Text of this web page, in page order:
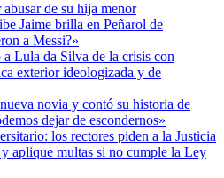
de su hija menor
Jaime brilla en Peñarol de
a Messi?»
Lula da Silva de la crisis con
exterior ideologizada y de
novia y contó su historia de
dejar de escondernos»
los rectores piden a la Justicia
aplique multas si no cumple la Ley